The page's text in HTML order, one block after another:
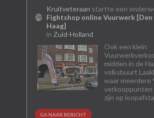
Kruitveteraan startte een
Fightshop online Vuurwerk [Den
Haag]
in Zuid-Holland
Ook een klein
midden in de
volksbuurt
waar meerdere
verkooppunten
zijn op
GA NAAR BERICHT